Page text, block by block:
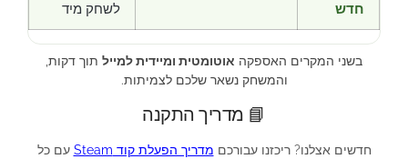
חדש
לשחק מיד
בשני המקרים האספקה אוטומטית ומיידית למייל תוך דקות,
והמשחק נשאר שלכם לצמיתות.
📘 מדריך התקנה
חדשים אצלנו? ריכזנו עבורכם מדריך הפעלת קוד Steam
עם כל